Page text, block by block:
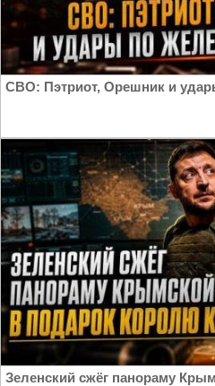
СВО: Пэтриот, Орешник и
Зеленский сжёг панораму